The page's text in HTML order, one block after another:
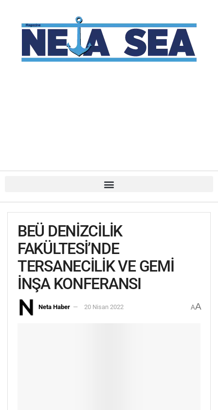
BEÜ DENİZCİLİK
FAKÜLTESİ’NDE
TERSANECİLİK VE GEMİ
İNŞA KONFERANSI
Neta Haber 20 Nisan 2022 AA